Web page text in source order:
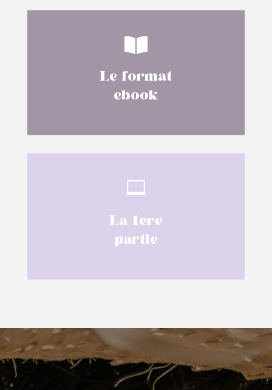

Le format
ebook

La 1ere
partie